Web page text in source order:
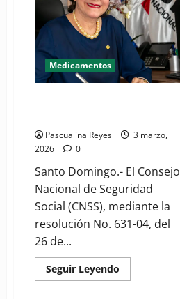
es
estocada
a
pacientes
Medicamentos
Pascualina Reyes
3 marzo,
2026
0
Santo Domingo.- El Consejo
Nacional de Seguridad
Social (CNSS), mediante la
resolución No. 631-04, del
26 de...
Seguir Leyendo
more